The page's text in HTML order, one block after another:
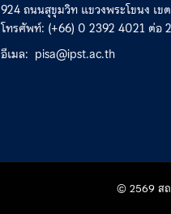
924 ถนนสุขุมวิท แขวงพระโขนง เข
โทรศัพท์: (+66) 0 2392 4021 ต่อ
อีเมล: pisa@ipst.ac.th
© 2569 สถ